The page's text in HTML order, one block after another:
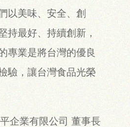
以美味、安全、創
持最好、持續創新，
專業是將台灣的優良
驗，讓台灣食品光榮
企業有限公司 董事長